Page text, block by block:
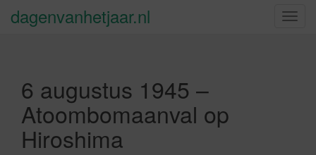
S
dagenvanhetjaar.nl
6 augustus 1945 –
Atoombomaanval op
Hiroshima